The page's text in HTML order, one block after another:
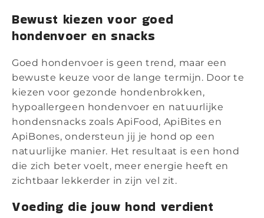
Bewust kiezen voor goed
hondenvoer en snacks
Goed hondenvoer is geen trend, maar een
bewuste keuze voor de lange termijn. Door te
kiezen voor gezonde hondenbrokken,
hypoallergeen hondenvoer en natuurlijke
hondensnacks zoals ApiFood, ApiBites en
ApiBones, ondersteun jij je hond op een
natuurlijke manier. Het resultaat is een hond
die zich beter voelt, meer energie heeft en
zichtbaar lekkerder in zijn vel zit.
Voeding die jouw hond verdient